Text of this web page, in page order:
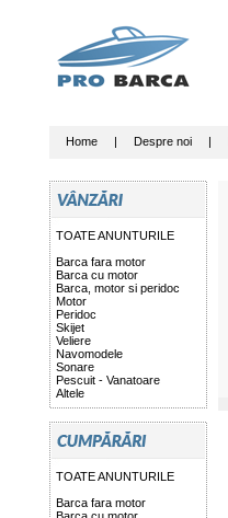
Home | Despre noi |
TOATE ANUNTURILE
Barca fara motor
Barca cu motor
Barca, motor si peridoc
Motor
Peridoc
Skijet
Veliere
Navomodele
Sonare
Pescuit - Vanatoare
Altele
TOATE ANUNTURILE
Barca fara motor